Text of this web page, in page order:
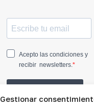
Gestionar